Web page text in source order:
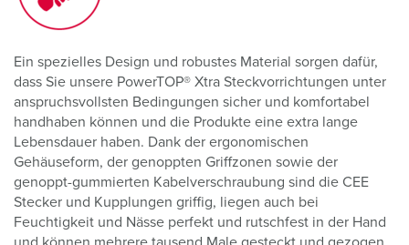
Ein spezielles Design und robustes Material sorgen dafür,
dass Sie unsere PowerTOP® Xtra Steckvorrichtungen unter
anspruchsvollsten Bedingungen sicher und komfortabel
handhaben können und die Produkte eine extra lange
Lebensdauer haben. Dank der ergonomischen
Gehäuseform, der genoppten Griffzonen sowie der
genoppt-gummierten Kabelverschraubung sind die CEE
Stecker und Kupplungen griffig, liegen auch bei
Feuchtigkeit und Nässe perfekt und rutschfest in der Hand